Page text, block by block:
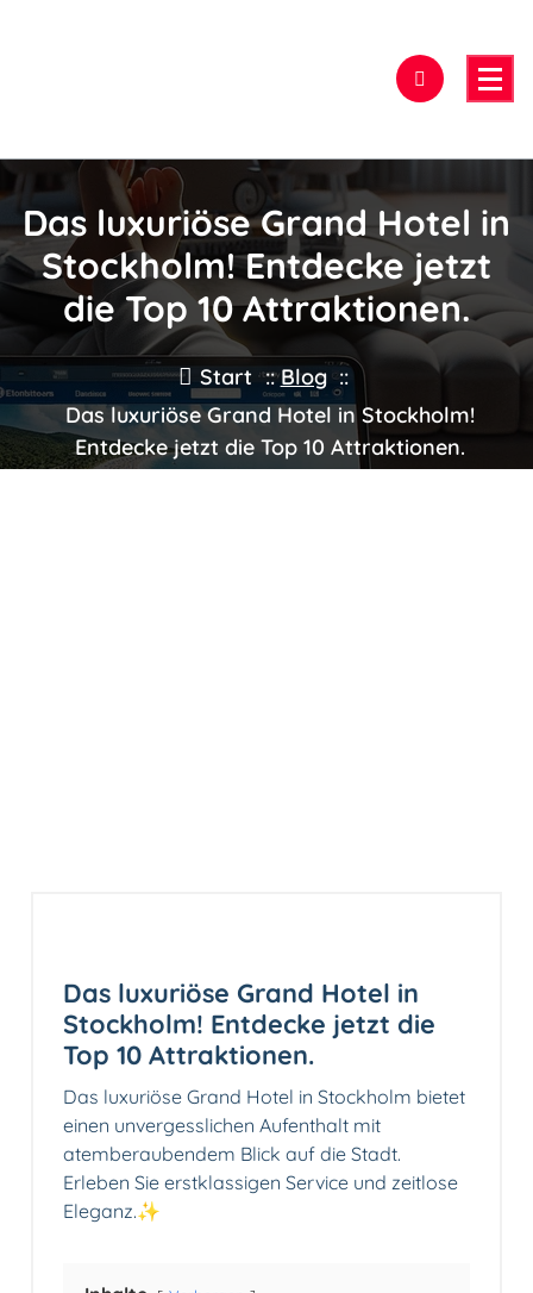
Das luxuriöse Grand Hotel in
Stockholm! Entdecke jetzt
die Top 10 Attraktionen.
Start ::Blog::
Das luxuriöse Grand Hotel in Stockholm!
Entdecke jetzt die Top 10 Attraktionen.
Das luxuriöse Grand Hotel in
Stockholm! Entdecke jetzt die
Top 10 Attraktionen.
Das luxuriöse Grand Hotel in Stockholm bietet
einen unvergesslichen Aufenthalt mit
atemberaubendem Blick auf die Stadt.
Erleben Sie erstklassigen Service und zeitlose
Eleganz.✨